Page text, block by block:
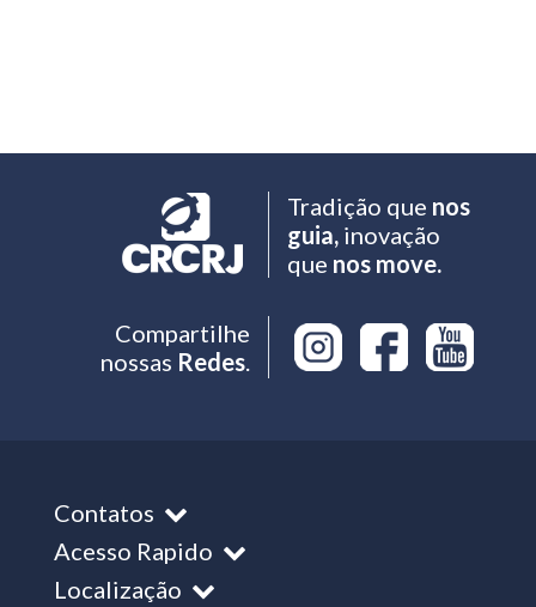
Tradição que nos
guia,inovação
que nos move.
Compartilhe
nossas Redes.
Contatos
Acesso Rapido
Localização